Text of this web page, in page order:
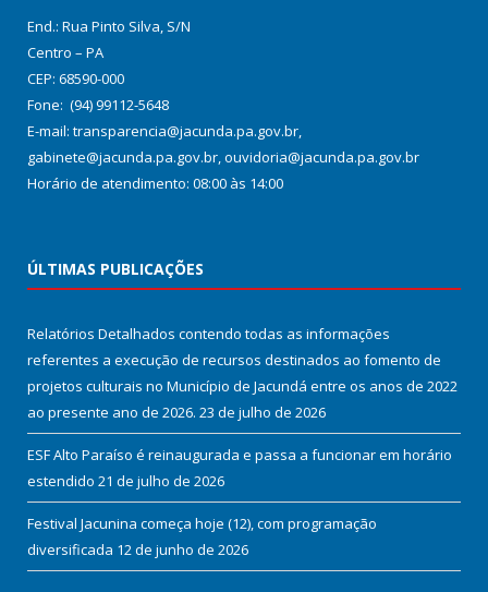
End.: Rua Pinto Silva, S/N
Centro – PA
CEP: 68590-000
Fone: (94) 99112-5648
E-mail: transparencia@jacunda.pa.gov.br,
gabinete@jacunda.pa.gov.br, ouvidoria@jacunda.pa.gov.br
Horário de atendimento: 08:00 às 14:00
ÚLTIMAS PUBLICAÇÕES
Relatórios Detalhados contendo todas as informações
referentes a execução de recursos destinados ao fomento de
projetos culturais no Município de Jacundá entre os anos de 2022
ao presente ano de 2026. 23 de julho de 2026
ESF Alto Paraíso é reinaugurada e passa a funcionar em horário
estendido 21 de julho de 2026
Festival Jacunina começa hoje (12), com programação
diversificada 12 de junho de 2026